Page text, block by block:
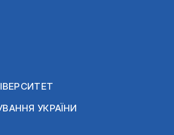
УКРАЇНИ